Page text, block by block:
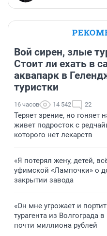
Вой сирен, злые
Стоит ли ехать в
аквапарк в
туристки
16 часов 14 542 22
Теряет зрение, но гоняет
живет подросток с
которого нет лекарств
«Я потерял жену, детей,
уфимской «Лампочки» о
закрытии завода
«Он мне угрожает и
турагента из Волгограда
почти миллиона рублей